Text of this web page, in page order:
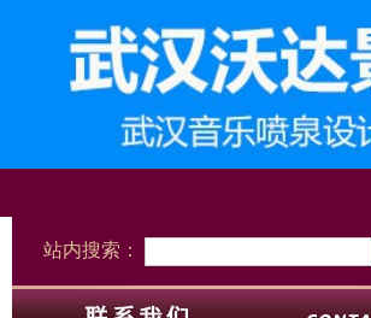
站内搜索：